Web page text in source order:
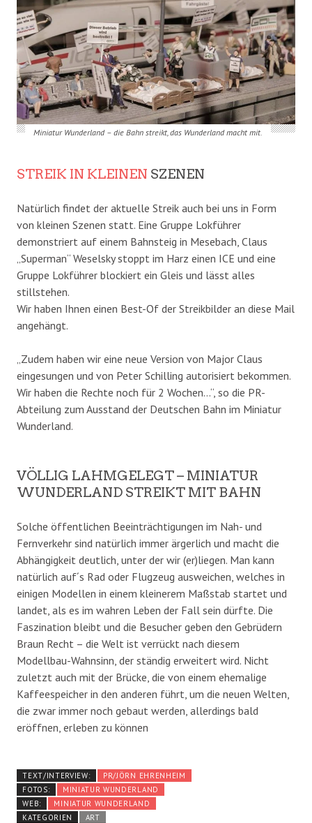
Miniatur Wunderland – die Bahn streikt, das Wunderland macht mit.
STREIK IN KLEINEN SZENEN
Natürlich findet der aktuelle Streik auch bei uns in Form
von kleinen Szenen statt. Eine Gruppe Lokführer
demonstriert auf einem Bahnsteig in Mesebach, Claus
„Superman“ Weselsky stoppt im Harz einen ICE und eine
Gruppe Lokführer blockiert ein Gleis und lässt alles
stillstehen.
Wir haben Ihnen einen Best-Of der Streikbilder an diese Mail
angehängt.
„Zudem haben wir eine neue Version von Major Claus
eingesungen und von Peter Schilling autorisiert bekommen.
Wir haben die Rechte noch für 2 Wochen…“, so die PR-
Abteilung zum Ausstand der Deutschen Bahn im Miniatur
Wunderland.
VÖLLIG LAHMGELEGT – MINIATUR
WUNDERLAND STREIKT MIT BAHN
Solche öffentlichen Beeinträchtigungen im Nah- und
Fernverkehr sind natürlich immer ärgerlich und macht die
Abhängigkeit deutlich, unter der wir (er)liegen. Man kann
natürlich auf´s Rad oder Flugzeug ausweichen, welches in
einigen Modellen in einem kleinerem Maßstab startet und
landet, als es im wahren Leben der Fall sein dürfte. Die
Faszination bleibt und die Besucher geben den Gebrüdern
Braun Recht – die Welt ist verrückt nach diesem
Modellbau-Wahnsinn, der ständig erweitert wird. Nicht
zuletzt auch mit der Brücke, die von einem ehemalige
Kaffeespeicher in den anderen führt, um die neuen Welten,
die zwar immer noch gebaut werden, allerdings bald
eröffnen, erleben zu können
TEXT/INTERVIEW:
PR/JÖRN EHRENHEIM
FOTOS:
MINIATUR WUNDERLAND
WEB:
MINIATUR WUNDERLAND
KATEGORIEN
ART